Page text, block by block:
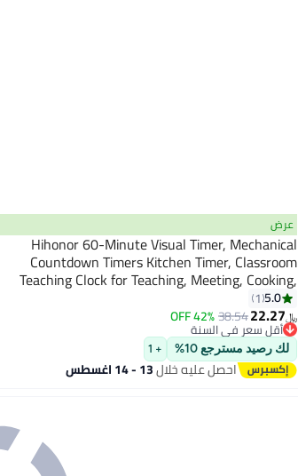
عرض
Hihonor 60-Minute Visual Timer, Mechanical
Countdown Timers Kitchen Timer, Classroom
Teaching Clock for Teaching, Meeting, Cooking,
Working
5.0
1
﷼‏22.27
38.54
42% OFF
أقل سعر في السنة
أقل سعر في السنة
لك رصيد مسترجع 10% + 1
احصل عليه خلال13 - 14 اغسطس